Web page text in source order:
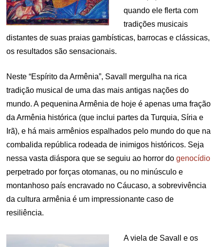
quando ele flerta com
tradições musicais
distantes de suas praias gambísticas, barrocas e clássicas,
os resultados são sensacionais.
Neste “Espírito da Armênia”, Savall mergulha na rica
tradição musical de uma das mais antigas nações do
mundo. A pequenina Armênia de hoje é apenas uma fração
da Armênia histórica (que inclui partes da Turquia, Síria e
Irã), e há mais armênios espalhados pelo mundo do que na
combalida república rodeada de inimigos históricos. Seja
nessa vasta diáspora que se seguiu ao horror dogenocídio
perpetrado por forças otomanas, ou no minúsculo e
montanhoso país encravado no Cáucaso, a sobrevivência
da cultura armênia é um impressionante caso de
resiliência.
A viela de Savall e os